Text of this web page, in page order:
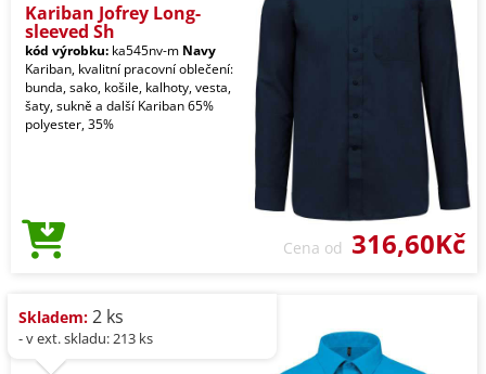
Kariban Jofrey Long-
sleeved Sh
kód výrobku: ka545nv-m Navy
Kariban, kvalitní pracovní oblečení:
bunda, sako, košile, kalhoty, vesta,
šaty, sukně a další Kariban 65%
polyester, 35%
Cena od 316,60Kč
Skladem: 2 ks
- v ext. skladu: 213 ks